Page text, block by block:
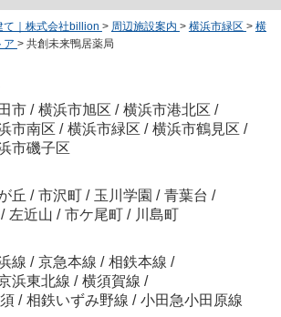
て｜株式会社billion > 周辺施設案内 > 横浜市緑区 > 横
ア > 共創未来鴨居薬局
市 / 横浜市旭区 / 横浜市港北区 /
市南区 / 横浜市緑区 / 横浜市鶴見区 /
市磯子区
丘 / 市沢町 / 玉川学園 / 青葉台 /
/ 左近山 / 市ケ尾町 / 川島町
線 / 京急本線 / 相鉄本線 /
浜東北線 / 横須賀線 /
/ 相鉄いずみ野線 / 小田急小田原線